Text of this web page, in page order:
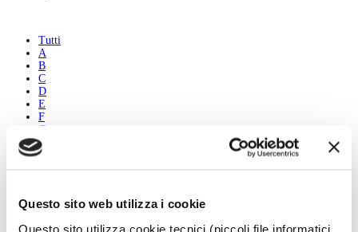
Questo sito web utilizza i cookie
Questo sito utilizza cookie tecnici (piccoli file informatici
Tutti
A
B
C
D
E
F
G
H
I
M